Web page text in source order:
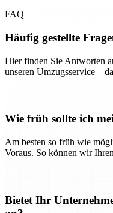
FAQ
Häufig gestellte
Hier finden Sie Antworten
unseren Umzugsservice –
Wie früh sollte ich
Am besten so früh wie
Voraus. So können wir
Bietet Ihr